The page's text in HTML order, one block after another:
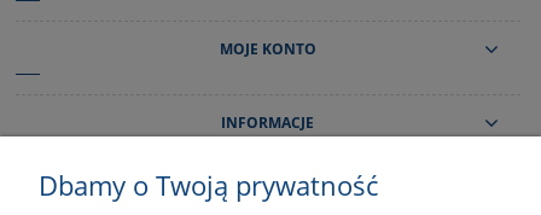
MOJE KONTO
INFORMACJE
Dbamy o Twoją prywatność